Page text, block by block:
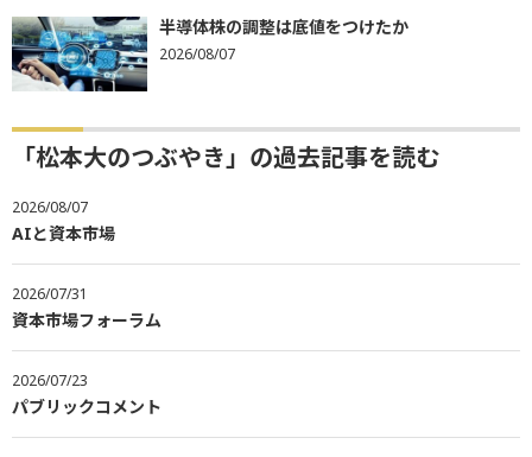
半導体株の調整は底値をつけたか
2026/08/07
「松本大のつぶやき」の過去記事を読む
2026/08/07
AIと資本市場
2026/07/31
資本市場フォーラム
2026/07/23
パブリックコメント